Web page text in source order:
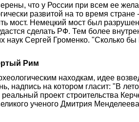
что у России при всем ее
развитой на то время
мост. Немецкий мост был
сделать РФ. Тем более
наук Сергей Громенко. "Сколько
Рим
находкам, идее
надпись на котором гласит: "В
проект строительства
ученого Дмитрия